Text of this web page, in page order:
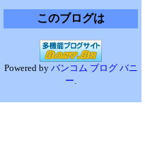
このブログは
Powered by バンコム ブログ バニ
ー.